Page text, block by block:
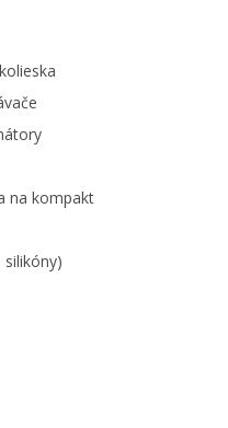
na kompakt
silikóny)